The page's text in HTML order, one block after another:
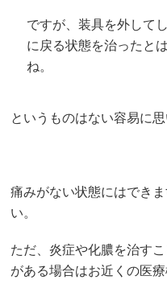
ですが、装具を外して
に戻る状態を治ったと
ね。
というものはない容易に思
痛みがない状態にはでき
い。
ただ、炎症や化膿を治す
がある場合はお近くの医